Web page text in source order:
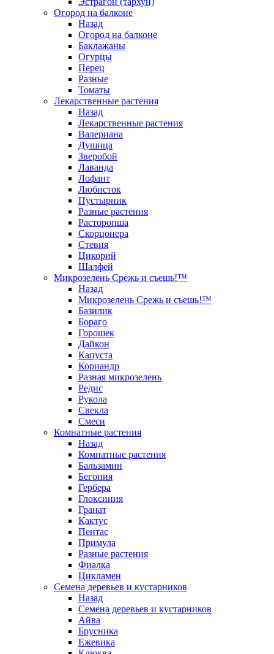
Огород на балконе
Назад
Огород на балконе
Баклажаны
Огурцы
Перец
Разные
Томаты
Лекарственные растения
Назад
Лекарственные растения
Валериана
Душица
Зверобой
Лаванда
Лофант
Любисток
Пустырник
Разные растения
Расторопша
Скорцонера
Стевия
Цикорий
Шалфей
Микрозелень Срежь и съешь!™
Назад
Микрозелень Срежь и съешь!™
Базилик
Бораго
Горошек
Дайкон
Капуста
Кориандр
Разная микрозелень
Редис
Рукола
Свекла
Смеси
Комнатные растения
Назад
Комнатные растения
Бальзамин
Бегония
Гербера
Глоксиния
Гранат
Кактус
Пентас
Примула
Разные растения
Фиалка
Цикламен
Семена деревьев и кустарников
Назад
Семена деревьев и кустарников
Айва
Брусника
Ежевика